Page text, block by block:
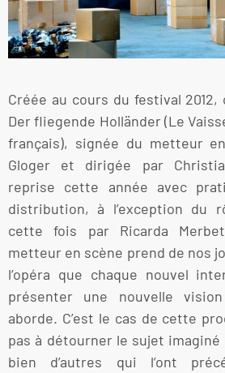
Créée au cours du festival
Der fliegende Holländer (Le
français), signée du metteur
Gloger et dirigée par
reprise cette année avec
distribution, à l’exception du
cette fois par Ricarda
metteur en scène prend de nos
l’opéra que chaque nouvel
présenter une nouvelle vision
aborde. C’est le cas de cette
pas à détourner le sujet imaginé
bien d’autres qui l’ont